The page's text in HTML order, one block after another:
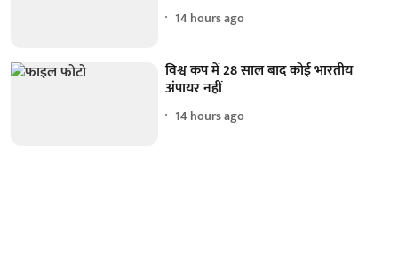
14 hours ago
विश्व कप में 28 साल बाद कोई भारतीय
अंपायर नहीं
14 hours ago